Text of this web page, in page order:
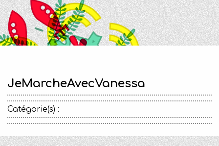
JeMarcheAvecVanessa
Catégorie(s) :